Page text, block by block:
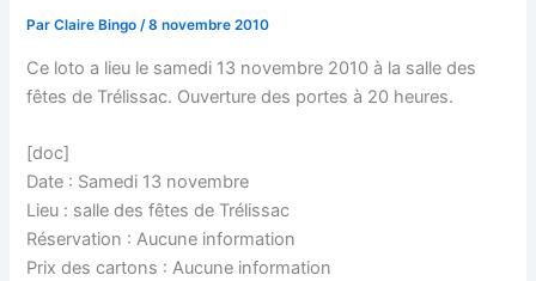
ParClaire Bingo/8 novembre 2010
Ce loto a lieu le samedi 13 novembre 2010 à la salle des
fêtes de Trélissac. Ouverture des portes à 20 heures.
[doc]
Date : Samedi 13 novembre
Lieu : salle des fêtes de Trélissac
Réservation : Aucune information
Prix des cartons : Aucune information